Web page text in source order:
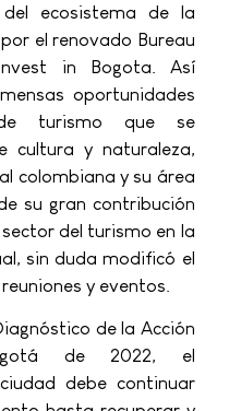
ecosistema de la
el renovado Bureau
in Bogota. Así
oportunidades
turismo que se
cultura y naturaleza,
colombiana y su área
su gran contribución
del turismo en la
sin duda modificó el
y eventos.
de la Acción
de 2022, el
debe continuar